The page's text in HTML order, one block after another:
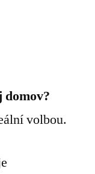
domov?
volbou.